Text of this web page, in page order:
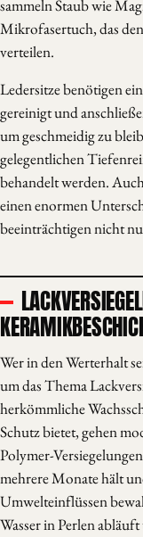
sammeln Staub wie
Mikrofasertuch, das
verteilen.
Ledersitze benötigen
gereinigt und
um geschmeidig zu
gelegentlichen
behandelt werden.
einen enormen
beeinträchtigen nicht
Wer in den Werterhalt
um das Thema
herkömmliche
Schutz bietet, gehen
Polymer-
mehrere Monate hält
Umwelteinflüssen
Wasser in Perlen